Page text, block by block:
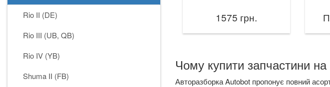
Rio II (DE)
Rio III (UB, QB)
Rio IV (YB)
Shuma II (FB)
1575 грн.
Чому купити запчастини
Авторазборка Autobot пропонує повний